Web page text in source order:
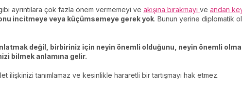
ayrıntılara çok fazla önem vermemeyi ve akışına bırakmayı ve andan
incitmeye veya küçümsemeye gerek yok. Bunun yerine diplomatik
değil, birbiriniz için neyin önemli olduğunu, neyin önemli
bilmek anlamına gelir.
tanımlamaz ve kesinlikle hararetli bir tartışmayı hak etmez.